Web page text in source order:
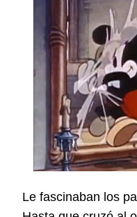
Le fascinaban los